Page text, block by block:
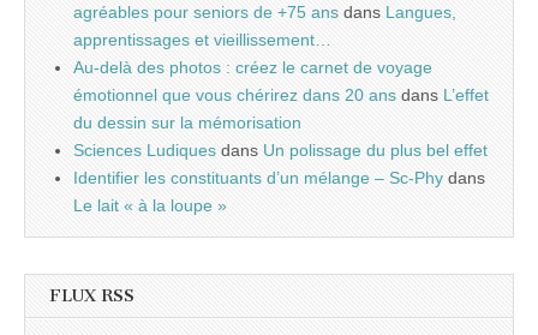
agréables pour seniors de +75 ans dans Langues,
apprentissages et vieillissement…
Au-delà des photos : créez le carnet de voyage
émotionnel que vous chérirez dans 20 ans dans L’effet
du dessin sur la mémorisation
Sciences Ludiques dans Un polissage du plus bel effet
Identifier les constituants d’un mélange – Sc-Phy dans
Le lait « à la loupe »
FLUX RSS